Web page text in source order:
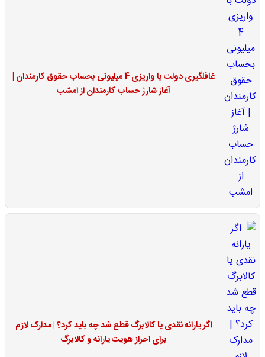
غافلگیری دولت با واریزی 4 میلیونی بحساب حقوق کارمندان |
آغاز شارژ حساب کارمندان از امشب
اگر یارانه نقدی یا کالابرگ قطع شد چه باید کرد؟ | مدارک لازم
برای احراز هویت یارانه و کالابرگ